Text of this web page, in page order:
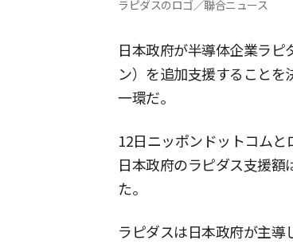
ラピダスのロゴ／聯合ニュース
日本政府が半導体企業ラピ
ン）を追加支援することを
一環だ。
12日ニッポンドットコム
日本政府のラピダス支援額
た。
ラピダスは日本政府が主導